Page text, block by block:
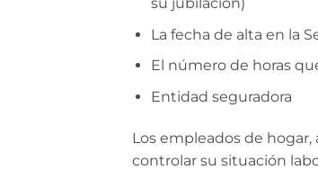
La fecha de alta en la
El número de horas
Entidad seguradora
Los empleados de
controlar su situación